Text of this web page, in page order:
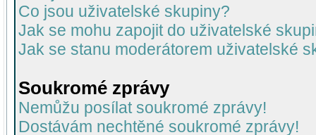
Co jsou uživatelské skupiny?
Jak se mohu zapojit do uživatelské
Jak se stanu moderátorem uživatelské
Soukromé zprávy
Nemůžu posílat soukromé zprávy!
Dostávám nechtěné soukromé zprávy!